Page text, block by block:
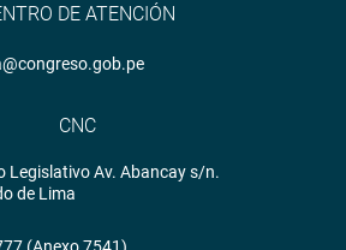
DE ATENCIÓN
CNC
Legislativo Av. Abancay s/n.
de Lima
(Anexo 7541)